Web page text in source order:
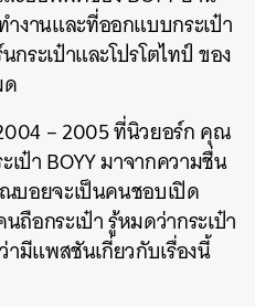
งานและที่ออกแบบกระเป๋า
ระเป๋าและโปรโตไทป์ ของ
– 2005 ที่นิวยอร์ก คุณ
ป๋า BOYY มาจากความชื่น
บอยจะเป็นคนชอบเปิด
อกระเป๋า รู้หมดว่ากระเป๋า
ามีแพสชันเกี่ยวกับเรื่องนี้